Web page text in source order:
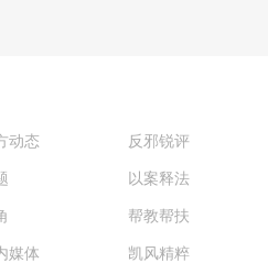
动态 反邪锐评
以案释法
帮教帮扶
媒体 凯风精粹